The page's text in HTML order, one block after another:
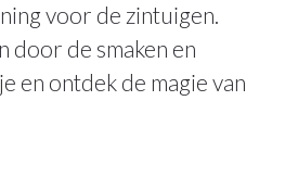
voor de zintuigen.
door de smaken en
en ontdek de magie van